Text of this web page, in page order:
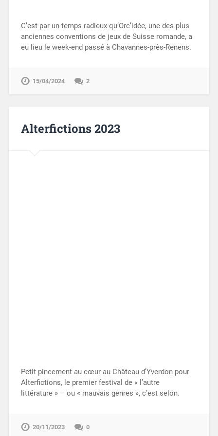
C’est par un temps radieux qu’Orc’idée, une des plus
anciennes conventions de jeux de Suisse romande, a
eu lieu le week-end passé à Chavannes-près-Renens.
15/04/2024 2
Alterfictions 2023
Petit pincement au cœur au Château d’Yverdon pour
Alterfictions, le premier festival de « l’autre
littérature » – ou « mauvais genres », c’est selon.
20/11/2023 0